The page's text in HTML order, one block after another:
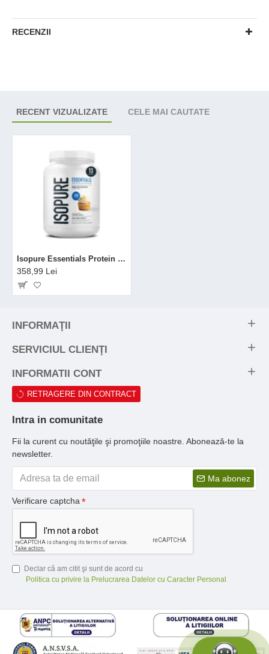
RECENZII
RECENT VIZUALIZATE CELE MAI CAUTATE
Isopure Essentials Protein Powder, Proteina Din Zer Cu Aroma De Vanilie, 377 G
358,99 Lei
INFORMAŢII
SERVICIUL CLIENŢI
INFORMATII CONT
RETRAGERE DIN CONTRACT
Intra in comunitate
Fii la curent cu noutăţile şi promoţiile noastre. Abonează-te la
newsletter.
Ma abonez
Verificare captcha
Declar că am citit şi sunt de acord cu
Politica cu privire la Prelucrarea Datelor cu Caracter Personal